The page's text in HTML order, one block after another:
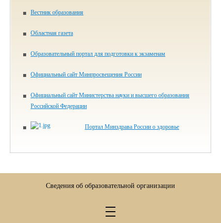
Вестник образования
Областная газета
Образовательный портал для подготовки к экзаменам
Официальный сайт Минпросвещения России
Официальный сайт Министерства науки и высшего образования
Российской Федерации
Портал Минздрава России о здоровье
Сведения об образовательной организации